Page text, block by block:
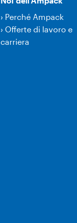
› Perché Ampack
› Offerte di lavoro e
carriera